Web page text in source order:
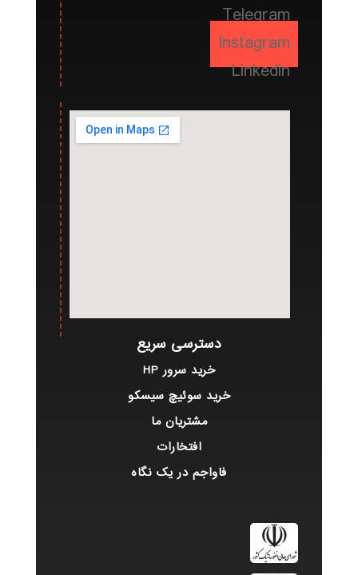
Telegram
Instagram
Linkedin
دسترسی سریع
خرید سرور HP
خرید سوئیچ سیسکو
مشتریان ما
افتخارات
فاواجم در یک نگاه